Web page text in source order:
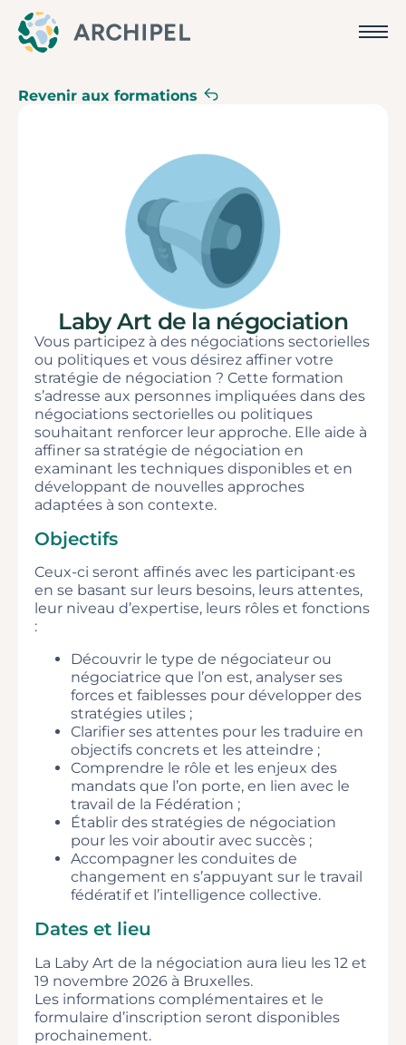
Revenir aux formations
Laby Art de la négociation
Vous participez à des négociations sectorielles
ou politiques et vous désirez affiner votre
stratégie de négociation ? Cette formation
s’adresse aux personnes impliquées dans des
négociations sectorielles ou politiques
souhaitant renforcer leur approche. Elle aide à
affiner sa stratégie de négociation en
examinant les techniques disponibles et en
développant de nouvelles approches
adaptées à son contexte.
Objectifs
Ceux-ci seront affinés avec les participant·es
en se basant sur leurs besoins, leurs attentes,
leur niveau d’expertise, leurs rôles et fonctions
:
Découvrir le type de négociateur ou
négociatrice que l’on est, analyser ses
forces et faiblesses pour développer des
stratégies utiles ;
Clarifier ses attentes pour les traduire en
objectifs concrets et les atteindre ;
Comprendre le rôle et les enjeux des
mandats que l’on porte, en lien avec le
travail de la Fédération ;
Établir des stratégies de négociation
pour les voir aboutir avec succès ;
Accompagner les conduites de
changement en s’appuyant sur le travail
fédératif et l’intelligence collective.
Dates et lieu
La Laby Art de la négociation aura lieu les 12 et
19 novembre 2026 à Bruxelles.
Les informations complémentaires et le
formulaire d’inscription seront disponibles
prochainement.